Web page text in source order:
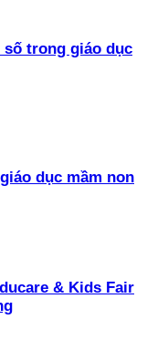
số trong giáo dục
dục mầm non
& Kids Fair